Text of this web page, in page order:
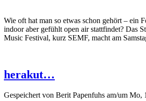
Wie oft hat man so etwas schon gehört – ein
indoor aber gefühlt open air stattfindet? Das
Music Festival, kurz SEMF, macht am
herakut…
Gespeichert von Berit Papenfuhs am/um Mo,